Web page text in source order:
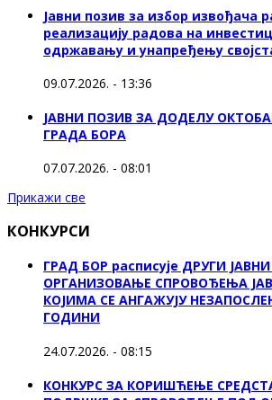
Јавни позив за избор извођача
реализацију радова на
одржавању и унапређењу
09.07.2026. - 13:36
ЈАВНИ ПОЗИВ ЗА ДОДЕЛУ
ГРАДА БОРА
07.07.2026. - 08:01
Прикажи све
КОНКУРСИ
ГРАД БОР расписује ДРУГИ
ОРГАНИЗОВАЊЕ СПРОВОЂЕЊА
КОЈИМА СЕ АНГАЖУЈУ
ГОДИНИ
24.07.2026. - 08:15
КОНКУРС ЗА КОРИШЋЕЊЕ